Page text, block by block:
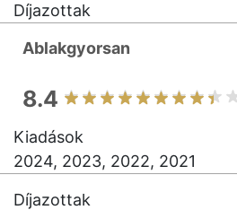
Díjazottak
Ablakgyorsan
8.4
Kiadások
2024, 2023, 2022, 2021
Díjazottak